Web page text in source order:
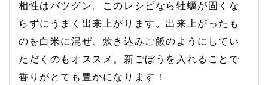
相性はバツグン。このレシピなら牡蠣が固くな
らずにうまく出来上がります。出来上がったも
のを白米に混ぜ、炊き込みご飯のようにしてい
ただくのもオススメ。新ごぼうを入れることで
香りがとても豊かになります！